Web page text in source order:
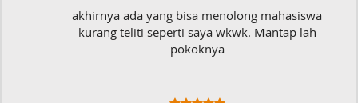
akhirnya ada yang bisa menolong mahasiswa
kurang teliti seperti saya wkwk. Mantap lah
pokoknya